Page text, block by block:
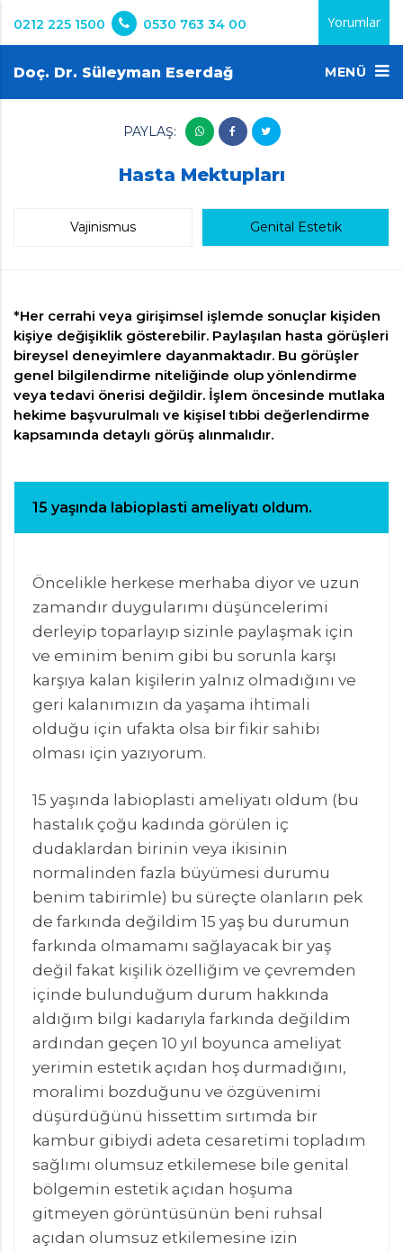
0212 225 1500 0530 763 34 00 Yorumlar
Doç. Dr. Süleyman Eserdağ MENÜ
PAYLAŞ:
Hasta Mektupları
Vajinismus Genital Estetik
*Her cerrahi veya girişimsel işlemde sonuçlar kişiden
kişiye değişiklik gösterebilir. Paylaşılan hasta görüşleri
bireysel deneyimlere dayanmaktadır. Bu görüşler
genel bilgilendirme niteliğinde olup yönlendirme
veya tedavi önerisi değildir. İşlem öncesinde mutlaka
hekime başvurulmalı ve kişisel tıbbi değerlendirme
kapsamında detaylı görüş alınmalıdır.
15 yaşında labioplasti ameliyatı oldum.
Öncelikle herkese merhaba diyor ve uzun
zamandır duygularımı düşüncelerimi
derleyip toparlayıp sizinle paylaşmak için
ve eminim benim gibi bu sorunla karşı
karşıya kalan kişilerin yalnız olmadığını ve
geri kalanımızın da yaşama ihtimali
olduğu için ufakta olsa bir fikir sahibi
olması için yazıyorum.
15 yaşında labioplasti ameliyatı oldum (bu
hastalık çoğu kadında görülen iç
dudaklardan birinin veya ikisinin
normalinden fazla büyümesi durumu
benim tabirimle) bu süreçte olanların pek
de farkında değildim 15 yaş bu durumun
farkında olmamamı sağlayacak bir yaş
değil fakat kişilik özelliğim ve çevremden
içinde bulunduğum durum hakkında
aldığım bilgi kadarıyla farkında değildim
ardından geçen 10 yıl boyunca ameliyat
yerimin estetik açıdan hoş durmadığını,
moralimi bozduğunu ve özgüvenimi
düşürdüğünü hissettim sırtımda bir
kambur gibiydi adeta cesaretimi topladım
sağlımı olumsuz etkilemese bile genital
bölgemin estetik açıdan hoşuma
gitmeyen görüntüsünün beni ruhsal
açıdan olumsuz etkilemesine izin